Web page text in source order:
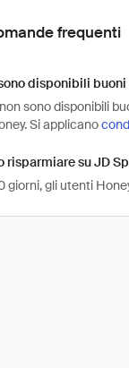
frequenti
disponibili
sono disponibili
Si applicano
risparmiare su JD
giorni, gli utenti